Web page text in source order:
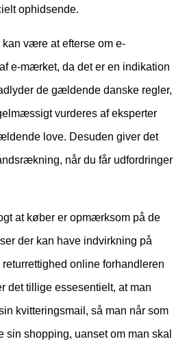
ophidsende.
kan være at efterse om e-
e-mærket, da det er en indikation
de gældende danske regler,
vurderes af eksperter
love. Desuden giver det
når du får udfordringer
at køber er opmærksom på de
der kan have indvirkning på
online forhandleren
det tillige essesentielt, at man
kvitteringsmail, så man når som
sin shopping, uanset om man skal